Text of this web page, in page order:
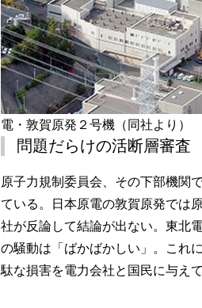
電・敦賀原発２号機（同社より）
問題だらけの活断層審査
原子力規制委員会、その下部機関
ている。日本原電の敦賀原発では
社が反論して結論が出ない。東北
の騒動は「ばかばかしい」。これ
駄な損害を電力会社と国民に与えて